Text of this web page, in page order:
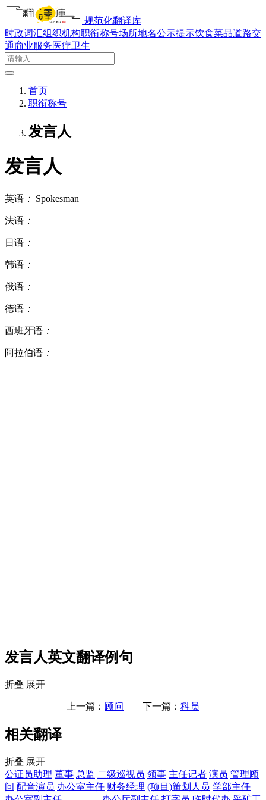
规范化翻译库
时政词汇组织机构职衔称号场所地名公示提示饮食菜品道路交
通商业服务医疗卫生
首页
职衔称号
发言人
发言人
英语 ： Spokesman
法语 ：
日语 ：
韩语 ：
俄语 ：
德语 ：
西班牙语 ：
阿拉伯语 ：
发言人英文翻译例句
折叠 展开
上一篇： 顾问 下一篇： 科员
相关翻译
折叠 展开
公证员助理 董事 总监 二级巡视员 领事 主任记者 演员 管理顾
问 配音演员 办公室主任 财务经理 (项目)策划人员 学部主任